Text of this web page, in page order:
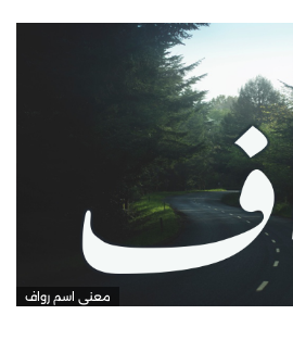
معنى اسم رواف